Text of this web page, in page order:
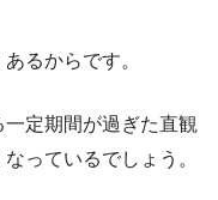
るからです。
定期間が過ぎた直観
っているでしょう。